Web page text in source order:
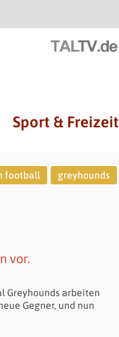
Sport & Freizeit
football greyhounds
vor.
Greyhounds arbeiten
Gegner, und nun